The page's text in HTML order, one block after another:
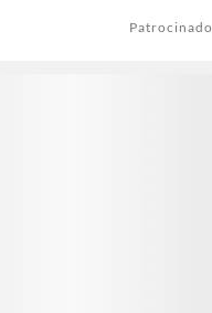
Patrocinado